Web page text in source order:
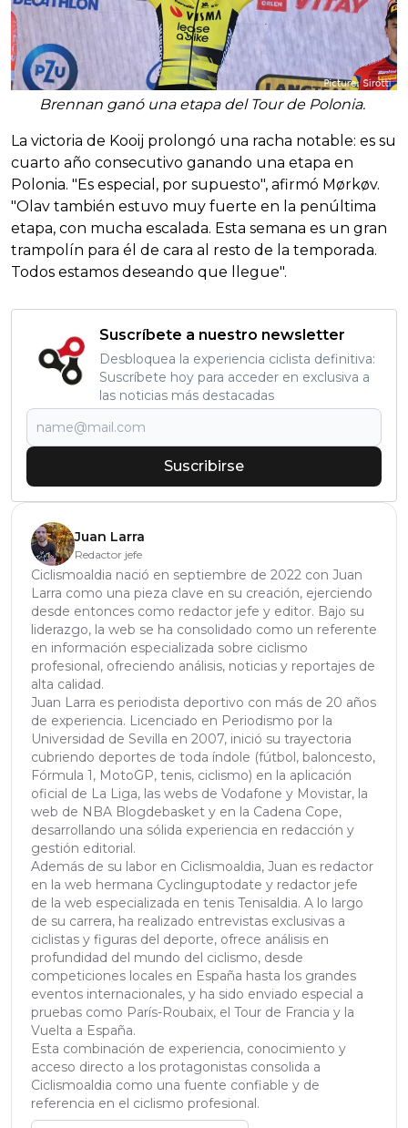
Brennan ganó una etapa del Tour de Polonia.
La victoria de Kooij prolongó una racha notable: es su
cuarto año consecutivo ganando una etapa en
Polonia. "Es especial, por supuesto", afirmó Mørkøv.
"Olav también estuvo muy fuerte en la penúltima
etapa, con mucha escalada. Esta semana es un gran
trampolín para él de cara al resto de la temporada.
Todos estamos deseando que llegue".
Suscríbete a nuestro newsletter
Desbloquea la experiencia ciclista definitiva:
Suscríbete hoy para acceder en exclusiva a
las noticias más destacadas
Suscribirse
Juan Larra
Redactor jefe
Ciclismoaldia nació en septiembre de 2022 con Juan
Larra como una pieza clave en su creación, ejerciendo
desde entonces como redactor jefe y editor. Bajo su
liderazgo, la web se ha consolidado como un referente
en información especializada sobre ciclismo
profesional, ofreciendo análisis, noticias y reportajes de
alta calidad.
Juan Larra es periodista deportivo con más de 20 años
de experiencia. Licenciado en Periodismo por la
Universidad de Sevilla en 2007, inició su trayectoria
cubriendo deportes de toda índole (fútbol, baloncesto,
Fórmula 1, MotoGP, tenis, ciclismo) en la aplicación
oficial de La Liga, las webs de Vodafone y Movistar, la
web de NBA Blogdebasket y en la Cadena Cope,
desarrollando una sólida experiencia en redacción y
gestión editorial.
Además de su labor en Ciclismoaldia, Juan es redactor
en la web hermana Cyclinguptodate y redactor jefe
de la web especializada en tenis Tenisaldia. A lo largo
de su carrera, ha realizado entrevistas exclusivas a
ciclistas y figuras del deporte, ofrece análisis en
profundidad del mundo del ciclismo, desde
competiciones locales en España hasta los grandes
eventos internacionales, y ha sido enviado especial a
pruebas como París-Roubaix, el Tour de Francia y la
Vuelta a España.
Esta combinación de experiencia, conocimiento y
acceso directo a los protagonistas consolida a
Ciclismoaldia como una fuente confiable y de
referencia en el ciclismo profesional.